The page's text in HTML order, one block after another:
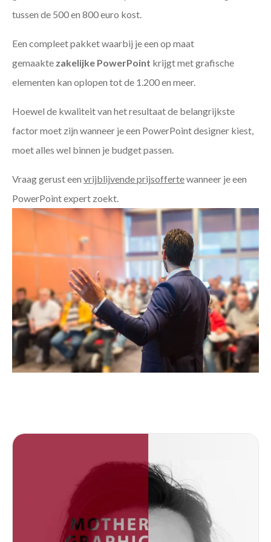
tussen de 500 en 800 euro kost.
Een compleet pakket waarbij je een op maat
gemaakte zakelijke PowerPoint krijgt met grafische
elementen kan oplopen tot de 1.200 en meer.
Hoewel de kwaliteit van het resultaat de belangrijkste
factor moet zijn wanneer je een PowerPoint designer kiest,
moet alles wel binnen je budget passen.
Vraag gerust een vrijblijvende prijsoffertewanneer je een
PowerPoint expert zoekt.